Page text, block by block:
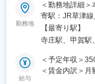
【同社の魅力】
◆医療業界に貢
最新のIoT技術
れていた薬剤管
ない医療現場
しています。
■職務内容：
当社で製造す
＜具体的な業務
【入社後お任せ
・試薬の測定作
勤務地
＜勤務地詳細
寄駅：JR草津
変更の範囲：会
【最寄り駅】
寺庄駅、甲賀駅
給与
＜予定年収＞
＜賃金内訳＞